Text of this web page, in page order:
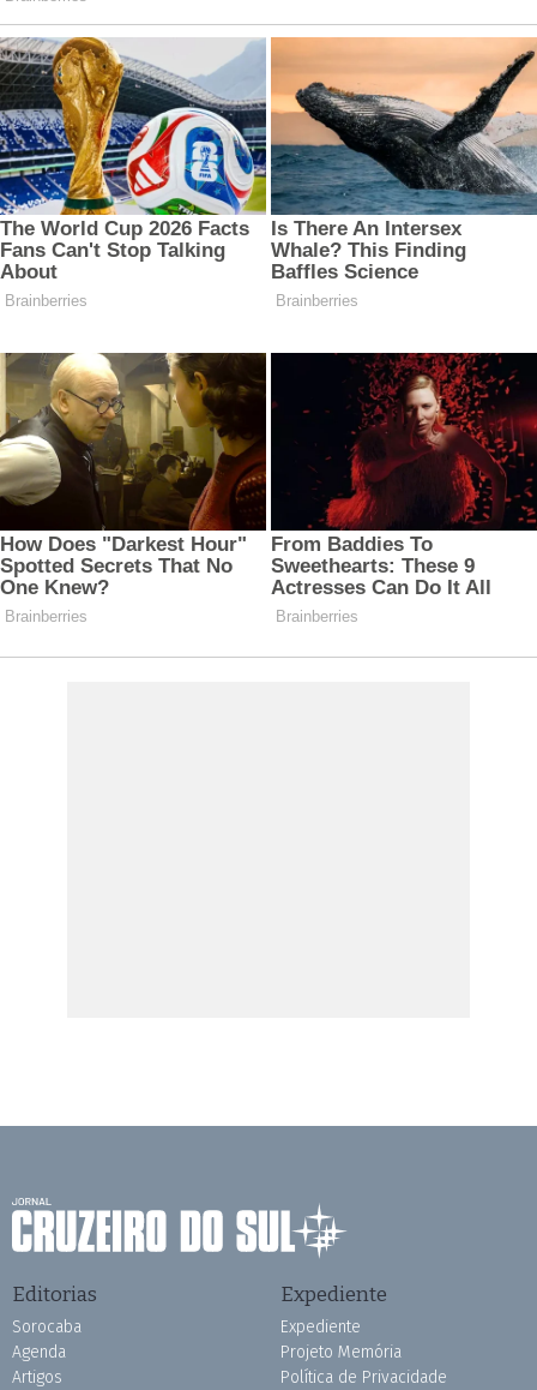
Editorias
Sorocaba
Agenda
Artigos
Expediente
Expediente
Projeto Memória
Política de Privacidade